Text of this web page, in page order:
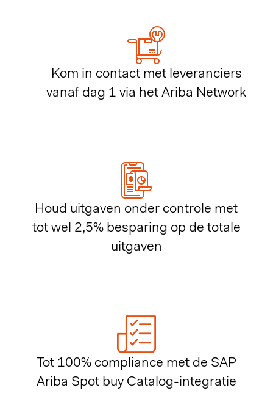
Kom in contact met leveranciers
vanaf dag 1 via het Ariba Network
Houd uitgaven onder controle met
tot wel 2,5% besparing op de totale
uitgaven
Tot 100% compliance met de SAP
Ariba Spot buy Catalog-integratie